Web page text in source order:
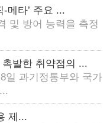
메타’ 주요 ...
및 방어 능력을 측정
발한 취약점의 ...
일 과기정통부와 국가
제...